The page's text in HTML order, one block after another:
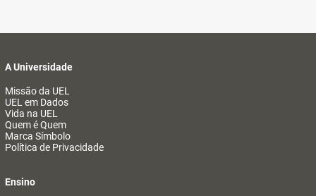
A Universidade
Missão da UEL
UEL em Dados
Vida na UEL
Quem é Quem
Marca Símbolo
Política de Privacidade
Ensino